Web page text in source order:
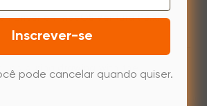
Driver on macOS Ventura (13.x)
Lag during drawing with the
Inscrever-se
pode cancelar quando quiser.